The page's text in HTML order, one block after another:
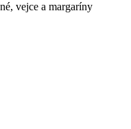
vejce a margaríny